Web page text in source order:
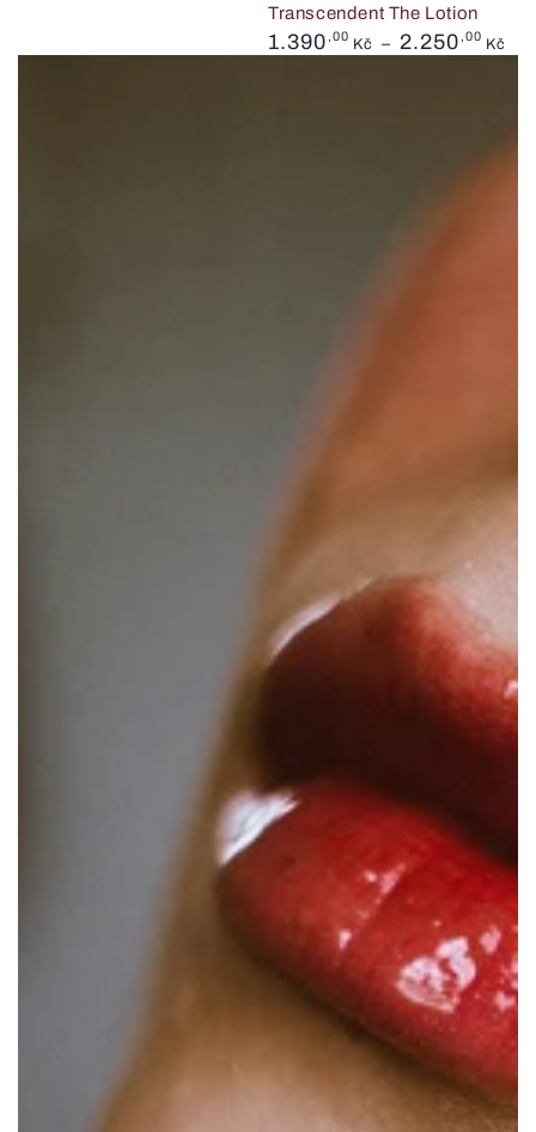
Transcendent The Lotion
Běžná
cena
1.390 ,00 Kč 2.250 ,00 Kč